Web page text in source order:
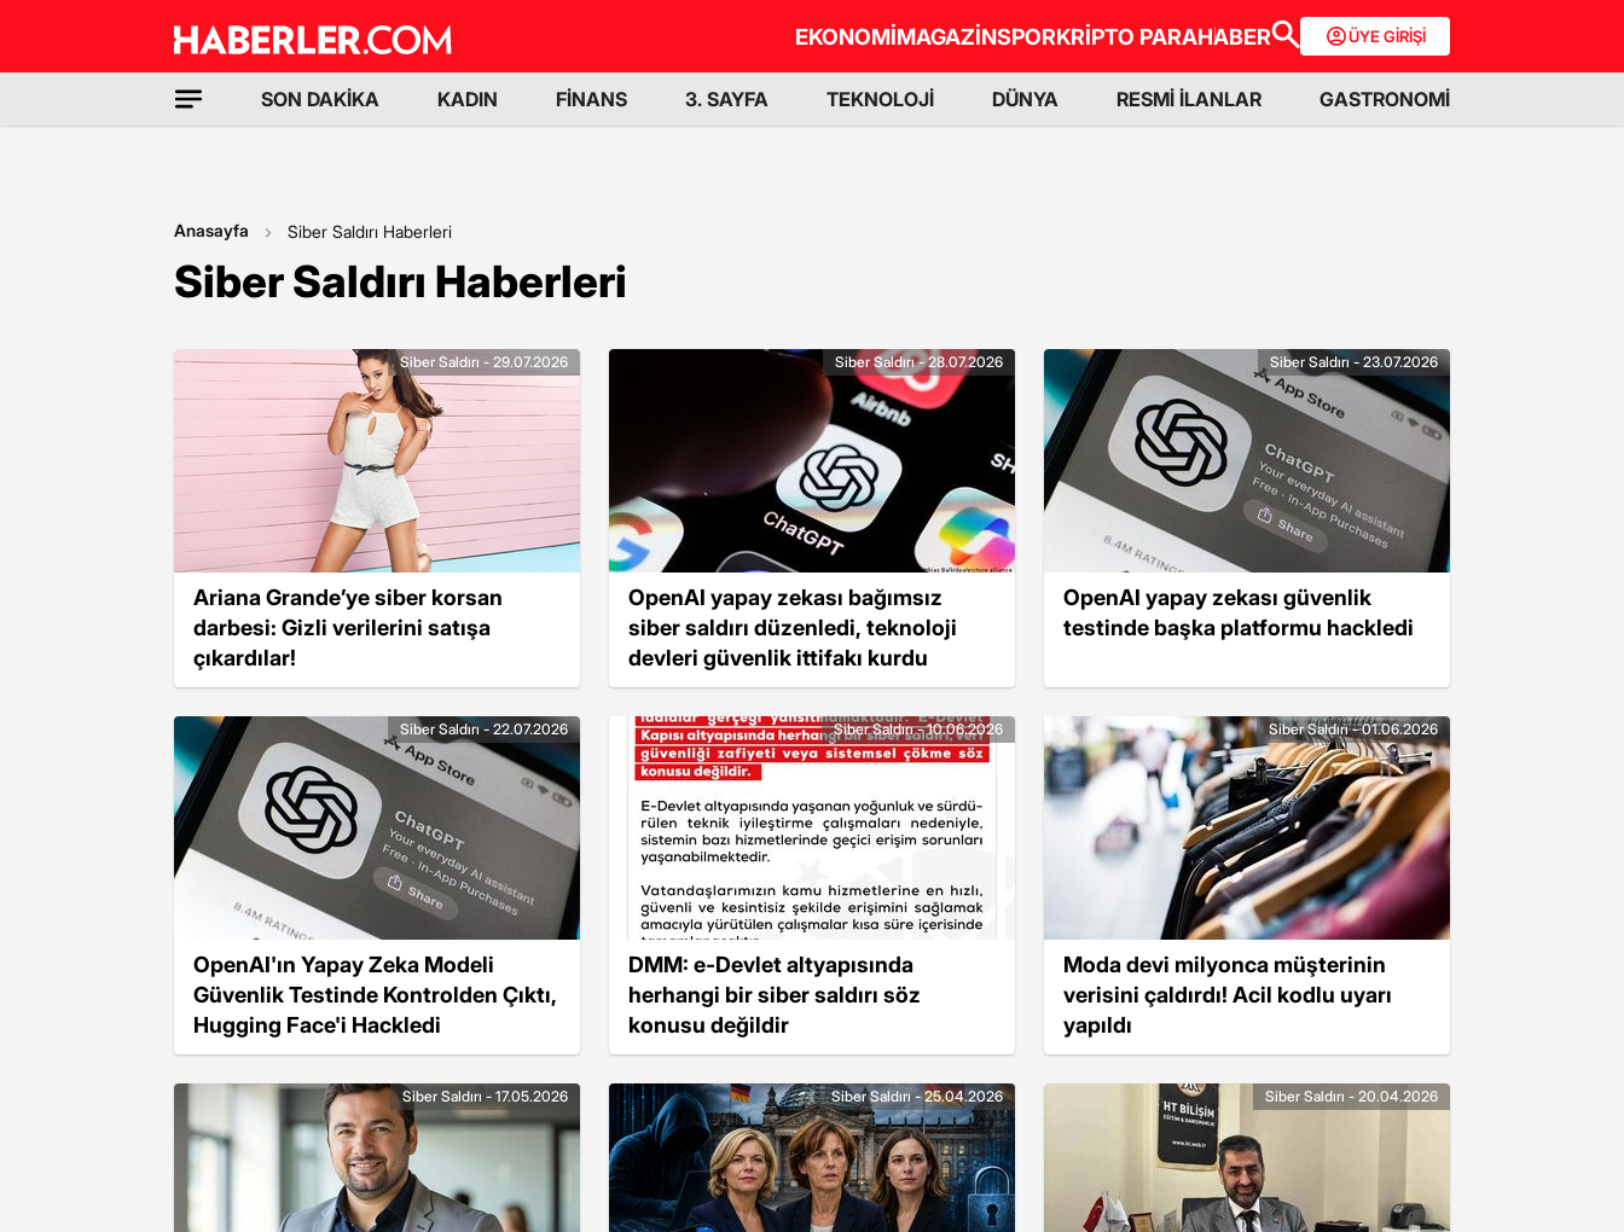
EKONOMİMAGAZİNSPORKRİPTO PARAHABER ÜYE GİRİŞİ
SON DAKİKA KADIN FİNANS 3. SAYFA TEKNOLOJİ DÜNYA RESMİ İLANLAR GASTRONOMİ
Anasayfa Siber Saldırı Haberleri
Siber Saldırı Haberleri
Ariana Grande’ye siber korsan
darbesi: Gizli verilerini satışa
çıkardılar!
Siber Saldırı - 29.07.2026
OpenAI yapay zekası bağımsız
siber saldırı düzenledi, teknoloji
devleri güvenlik ittifakı kurdu
Siber Saldırı - 28.07.2026
OpenAI yapay zekası güvenlik
testinde başka platformu hackledi
Siber Saldırı - 23.07.2026
OpenAI'ın Yapay Zeka Modeli
Güvenlik Testinde Kontrolden Çıktı,
Hugging Face'i Hackledi
Siber Saldırı - 22.07.2026
DMM: e-Devlet altyapısında
herhangi bir siber saldırı söz
konusu değildir
Siber Saldırı - 10.06.2026
Moda devi milyonca müşterinin
verisini çaldırdı! Acil kodlu uyarı
yapıldı
Siber Saldırı - 01.06.2026
Siber Saldırı - 17.05.2026 Siber Saldırı - 25.04.2026 Siber Saldırı - 20.04.2026